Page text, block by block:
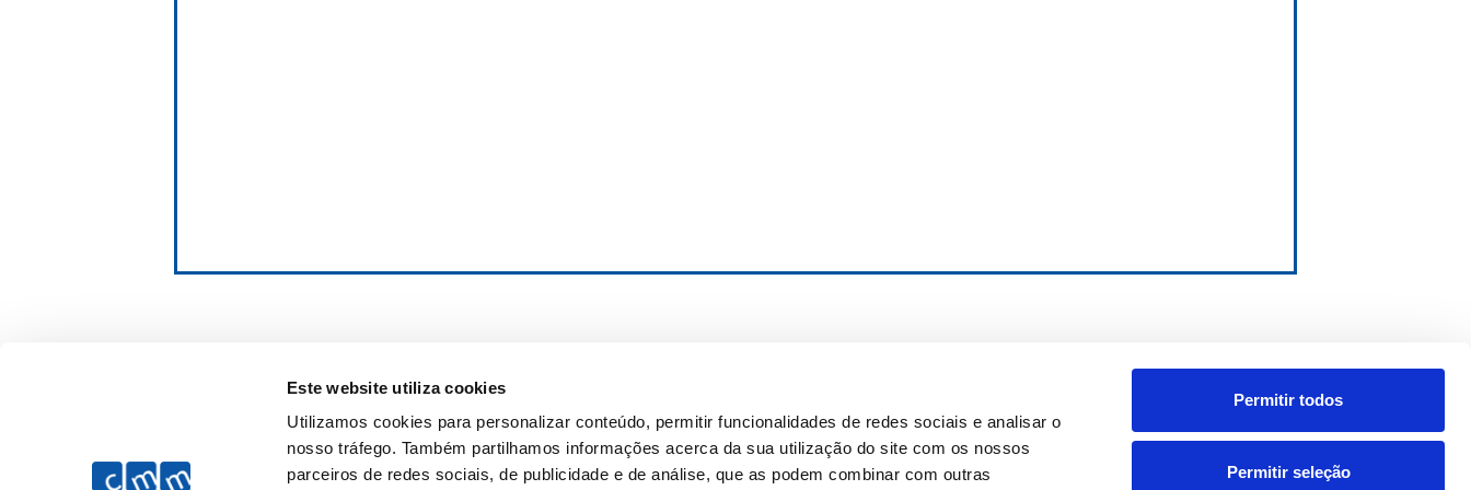
Este website utiliza cookies
Utilizamos cookies para personalizar conteúdo, permitir funcionalidades de redes sociais e analisar o
nosso tráfego. Também partilhamos informações acerca da sua utilização do site com os nossos
parceiros de redes sociais, de publicidade e de análise, que as podem combinar com outras
Permitir todos
Permitir seleção